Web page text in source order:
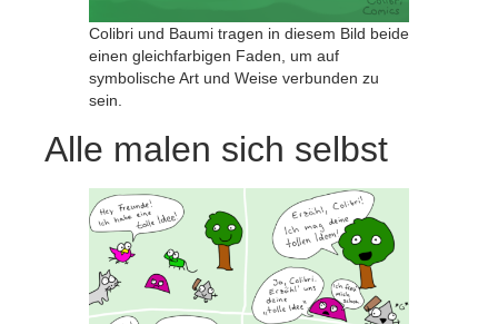
Colibri und Baumi tragen in diesem Bild beide
einen gleichfarbigen Faden, um auf
symbolische Art und Weise verbunden zu
sein.
Alle malen sich selbst